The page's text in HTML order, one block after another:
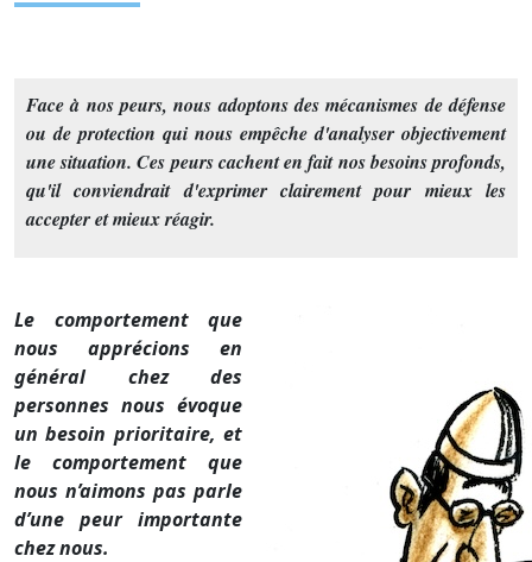
Face à nos peurs, nous adoptons des mécanismes de défense
ou de protection qui nous empêche d'analyser objectivement
une situation. Ces peurs cachent en fait nos besoins profonds,
qu'il conviendrait d'exprimer clairement pour mieux les
accepter et mieux réagir.
Le comportement que
nous apprécions en
général chez des
personnes nous évoque
un besoin prioritaire, et
le comportement que
nous n’aimons pas parle
d’une peur importante
chez nous.